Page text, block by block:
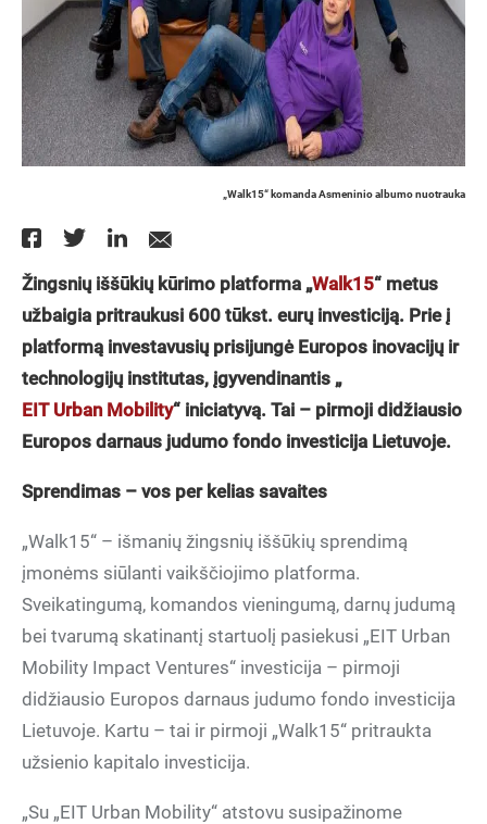
„Walk15“ komanda Asmeninio albumo nuotrauka
Žingsnių iššūkių kūrimo platforma „Walk15“ metus
užbaigia pritraukusi 600 tūkst. eurų investiciją. Prie į
platformą investavusių prisijungė Europos inovacijų ir
technologijų institutas, įgyvendinantis „
EIT Urban Mobility“ iniciatyvą. Tai – pirmoji didžiausio
Europos darnaus judumo fondo investicija Lietuvoje.
Sprendimas – vos per kelias savaites
„Walk15“ – išmanių žingsnių iššūkių sprendimą
įmonėms siūlanti vaikščiojimo platforma.
Sveikatingumą, komandos vieningumą, darnų judumą
bei tvarumą skatinantį startuolį pasiekusi „EIT Urban
Mobility Impact Ventures“ investicija – pirmoji
didžiausio Europos darnaus judumo fondo investicija
Lietuvoje. Kartu – tai ir pirmoji „Walk15“ pritraukta
užsienio kapitalo investicija.
„Su „EIT Urban Mobility“ atstovu susipažinome